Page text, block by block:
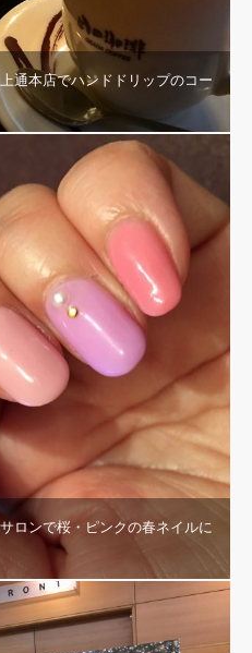
通本店でハンドドリップのコー
ロンで桜・ピンクの春ネイルに